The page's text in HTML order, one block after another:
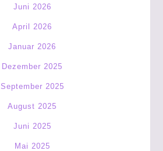
Juni 2026
April 2026
Januar 2026
Dezember 2025
September 2025
August 2025
Juni 2025
Mai 2025